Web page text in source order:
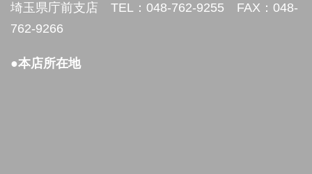
埼玉県庁前支店 TEL：048-762-9255 FAX：048-
762-9266
●本店所在地